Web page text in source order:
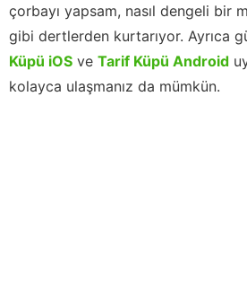
çorbayı yapsam, nasıl dengeli bir
gibi dertlerden kurtarıyor. Ayrıca
Küpü iOS ve Tarif Küpü Android
kolayca ulaşmanız da mümkün.